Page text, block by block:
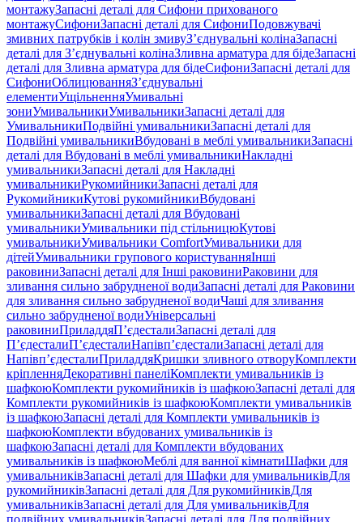
монтажуЗапасні деталі для Сифони прихованого
монтажуСифониЗапасні деталі для СифониПодовжувачі
змивних патрубків і колін змивуЗ’єднувальні колінаЗапасні
деталі для З’єднувальні колінаЗливна арматура для бідеЗапасні
деталі для Зливна арматура для бідеСифониЗапасні деталі для
СифониОблицюванняЗ’єднувальні
елементиУщільненняУмивальні
зониУмивальникиУмивальникиЗапасні деталі для
УмивальникиПодвійні умивальникиЗапасні деталі для
Подвійні умивальникиВбудовані в меблі умивальникиЗапасні
деталі для Вбудовані в меблі умивальникиНакладні
умивальникиЗапасні деталі для Накладні
умивальникиРукомийникиЗапасні деталі для
РукомийникиКутові рукомийникиВбудовані
умивальникиЗапасні деталі для Вбудовані
умивальникиУмивальники під стільницюКутові
умивальникиУмивальники ComfortУмивальники для
дітейУмивальники групового користуванняІнші
раковиниЗапасні деталі для Інші раковиниРаковини для
зливання сильно забрудненої водиЗапасні деталі для Раковини
для зливання сильно забрудненої водиЧаші для зливання
сильно забрудненої водиУніверсальні
раковиниПриладдяП’єдесталиЗапасні деталі для
П’єдесталиП’єдесталиНапівп’єдесталиЗапасні деталі для
Напівп’єдесталиПриладдяКришки зливного отворуКомплекти
кріпленняДекоративні панеліКомплекти умивальників із
шафкоюКомплекти рукомийників із шафкоюЗапасні деталі для
Комплекти рукомийників із шафкоюКомплекти умивальників
із шафкоюЗапасні деталі для Комплекти умивальників із
шафкоюКомплекти вбудованих умивальників із
шафкоюЗапасні деталі для Комплекти вбудованих
умивальників із шафкоюМеблі для ванної кімнатиШафки для
умивальниківЗапасні деталі для Шафки для умивальниківДля
рукомийниківЗапасні деталі для Для рукомийниківДля
умивальниківЗапасні деталі для Для умивальниківДля
подвійних умивальниківЗапасні деталі для Для подвійних